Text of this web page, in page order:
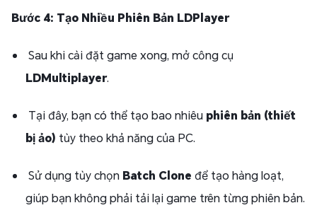
Bước 4: Tạo Nhiều Phiên Bản LDPlayer
Sau khi cài đặt game xong, mở công cụ
LDMultiplayer.
Tại đây, bạn có thể tạo bao nhiêu phiên bản (thiết
bị ảo) tùy theo khả năng của PC.
Sử dụng tùy chọn Batch Clone để tạo hàng loạt,
giúp bạn không phải tải lại game trên từng phiên bản.